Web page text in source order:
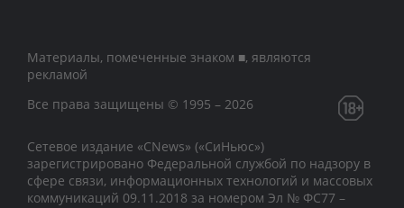
Материалы, помеченные знаком ■, являются
рекламой
Все права защищены © 1995 – 2026
Сетевое издание «CNews» («СиНьюс»)
зарегистрировано Федеральной службой по надзору в
сфере связи, информационных технологий и массовых
коммуникаций 09.11.2018 за номером Эл № ФС77 –